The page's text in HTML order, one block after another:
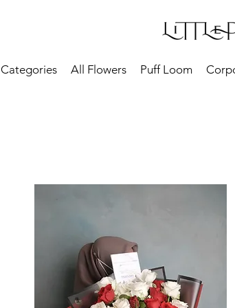
Categories All Flowers Puff Loom